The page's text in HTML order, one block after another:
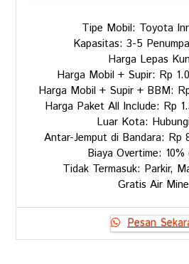
Tipe Mobil: Toyota
Kapasitas: 3-5
Harga Lepas
Harga Mobil + Supir: Rp
Harga Mobil + Supir + BBM:
Harga Paket All Include: Rp
Luar Kota:
Antar-Jemput di Bandara: Rp
Biaya Overtime: 10%
Tidak Termasuk: Parkir,
Gratis Air
Pesan